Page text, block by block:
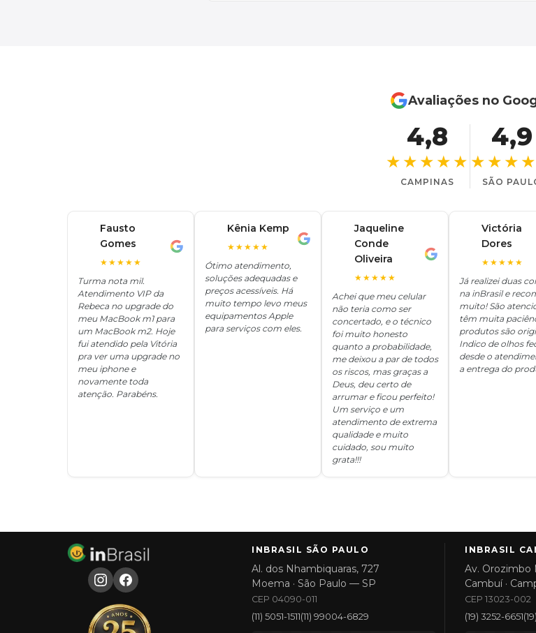
Avaliações no
4,8
★★★★★
CAMPINAS
4,9
SÃO
Fausto
Gomes
★★★★★
Turma nota mil.
Atendimento VIP da
Rebeca no upgrade do
meu MacBook m1 para
um MacBook m2. Hoje
fui atendido pela Vitória
pra ver uma upgrade no
meu iphone e
novamente toda
atenção. Parabéns.
Kênia Kemp
★★★★★
Ótimo atendimento,
soluções adequadas e
preços acessíveis. Há
muito tempo levo meus
equipamentos Apple
para serviços com eles.
Jaqueline
Conde
Oliveira
★★★★★
Achei que meu celular
não teria como ser
concertado, e o técnico
foi muito honesto
quanto a probabilidade,
me deixou a par de todos
os riscos, mas graças a
Deus, deu certo de
arrumar e ficou perfeito!
Um serviço e um
atendimento de extrema
qualidade e muito
cuidado, sou muito
grata!!!
Victória
Dores
★★★★★
Já realizei duas
na inBrasil e
muito! São
têm muita
produtos são
Indico de olhos
desde o
a entrega do
INBRASIL SÃO PAULO
Al. dos Nhambiquaras, 727
Moema · São Paulo — SP
CEP 04090-011
(11) 5051-1511(11) 99004-6829
INBRASIL
Av. Orozimbo
Cambuí ·
CEP 13023-002
(19) 3252-6651